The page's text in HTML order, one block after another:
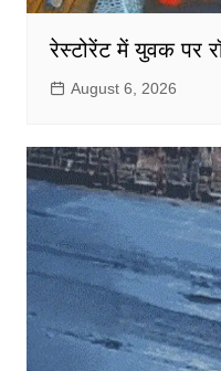
रेस्टोरेंट में युवक पर
August 6, 2026